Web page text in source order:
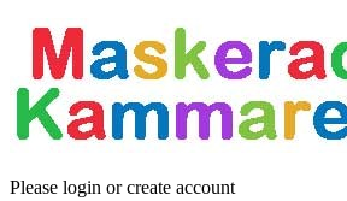
Please login or create account